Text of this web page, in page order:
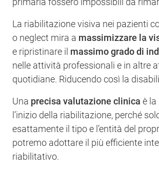
La riabilitazione visiva nei pazienti
o neglect mira a massimizzare la
e ripristinare il massimo grado di
nelle attività professionali e in altre
quotidiane. Riducendo così la
Una precisa valutazione clinica è la
l’inizio della riabilitazione, perché
esattamente il tipo e l’entità del
potremo adottare il più efficiente
riabilitativo.